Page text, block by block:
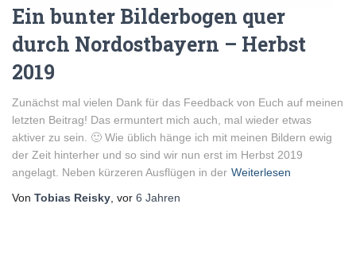
Ein bunter Bilderbogen quer
durch Nordostbayern – Herbst
2019
Zunächst mal vielen Dank für das Feedback von Euch auf meinen
letzten Beitrag! Das ermuntert mich auch, mal wieder etwas
aktiver zu sein. 🙂 Wie üblich hänge ich mit meinen Bildern ewig
der Zeit hinterher und so sind wir nun erst im Herbst 2019
angelagt. Neben kürzeren Ausflügen in der Weiterlesen
Von Tobias Reisky , vor 6 Jahren